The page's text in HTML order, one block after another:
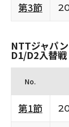
第3節
NTTジャパ
D1/D2入替
No.
第1節